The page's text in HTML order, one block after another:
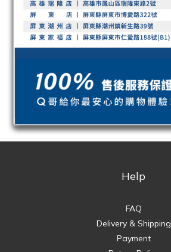
Help
FAQ
Delivery & Shipping
Payment